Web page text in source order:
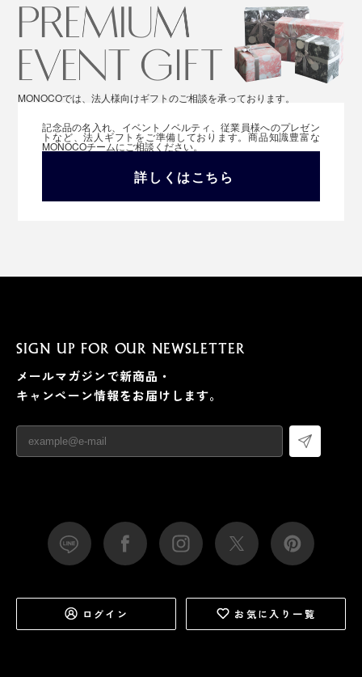
誕生日はもちろん、母の日や、敬老の日、結婚記念日、
バレンタインデーやホワイトデーに、ぜひどうぞ。
MONOCOでは、法人様向けギフトのご相談を承っております。
記念品の名入れ、イベントノベルティ、従業員様へのプレゼン
トなど、法人ギフトをご準備しております。商品知識豊富な
MONOCOチームにご相談ください。
詳しくはこちら
SIGN UP FOR OUR NEWSLETTER
メールマガジンで新商品・
キャンペーン情報をお届けします。
ログイン お気に入り一覧